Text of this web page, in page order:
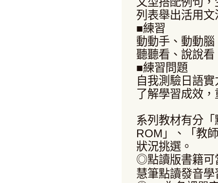
列表舉出活用
■練習
動動手、動動
聽聽看、說說
■練習問題
自我測驗日語
了解學習成效
系列教材有分
ROM」、「教
狀況挑選。
◎點讀版書籍可
慧筆點讀發音學